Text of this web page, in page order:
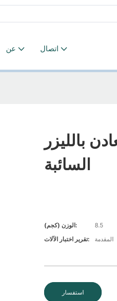
عن اتصال
بالليزر
السائبة
الوزن (كجم):
8.5
تقرير اختبار الآلات:
المقدمة
استفسار